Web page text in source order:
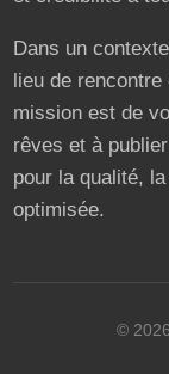
Dans un
lieu de
mission est de
rêves et à
pour la qualité,
optimisée.
© 2026